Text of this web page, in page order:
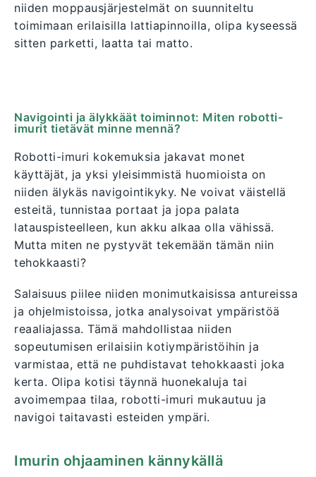
niiden moppausjärjestelmät on suunniteltu
toimimaan erilaisilla lattiapinnoilla, olipa kyseessä
sitten parketti, laatta tai matto.
Navigointi ja älykkäät toiminnot: Miten robotti-
imurit tietävät minne mennä?
Robotti-imuri kokemuksia jakavat monet
käyttäjät, ja yksi yleisimmistä huomioista on
niiden älykäs navigointikyky. Ne voivat väistellä
esteitä, tunnistaa portaat ja jopa palata
latauspisteelleen, kun akku alkaa olla vähissä.
Mutta miten ne pystyvät tekemään tämän niin
tehokkaasti?
Salaisuus piilee niiden monimutkaisissa antureissa
ja ohjelmistoissa, jotka analysoivat ympäristöä
reaaliajassa. Tämä mahdollistaa niiden
sopeutumisen erilaisiin kotiympäristöihin ja
varmistaa, että ne puhdistavat tehokkaasti joka
kerta. Olipa kotisi täynnä huonekaluja tai
avoimempaa tilaa, robotti-imuri mukautuu ja
navigoi taitavasti esteiden ympäri.
Imurin ohjaaminen kännykällä